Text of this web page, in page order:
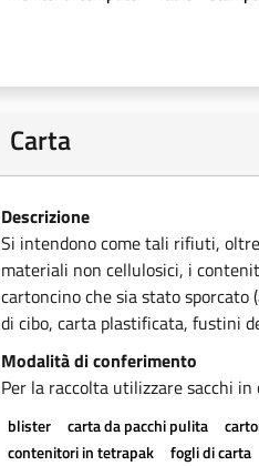
Carta
Descrizione
Si intendono come tali rifiuti,
materiali non cellulosici, i
cartoncino che sia stato
di cibo, carta plastificata, fustini
Modalità di conferimento
Per la raccolta utilizzare sacchi
blister carta da pacchi pulita
contenitori in tetrapak
fogli di carta